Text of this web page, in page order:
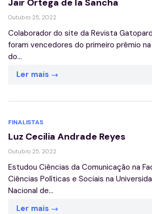
Jair Ortega de la Sancha
Outubro 25, 2022
Colaborador do site da Revista
foram vencedores do primeiro prêmio
do...
Ler mais
FINALISTAS
Luz Cecilia Andrade Reyes
Outubro 25, 2022
Estudou Ciências da Comunicação na
Ciências Políticas e Sociais na
Nacional de...
Ler mais